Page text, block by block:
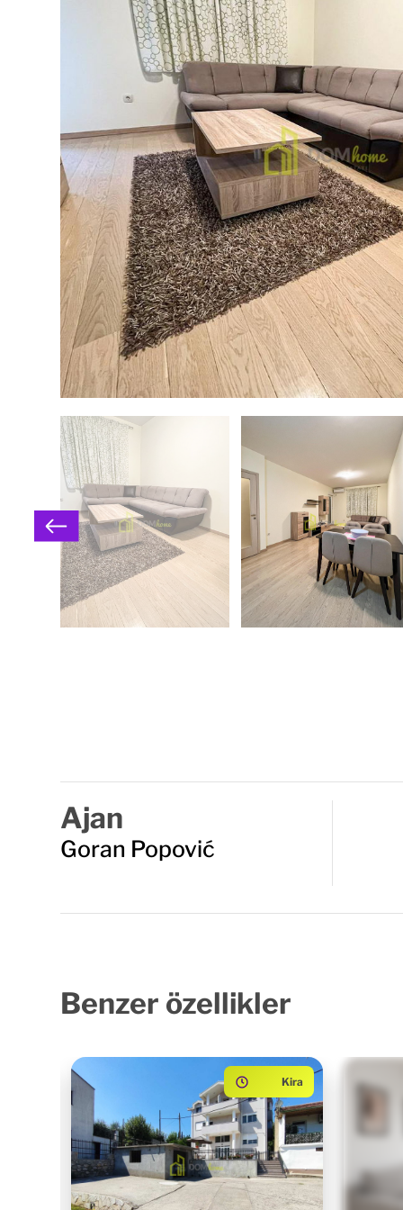
Ajan
Goran Popović
Benzer özellikler
Kira